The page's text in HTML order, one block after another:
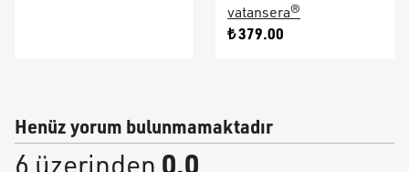
vatansera®
₺ 379.00
Henüz yorum bulunmamaktadır
6 üzerinden 0.0